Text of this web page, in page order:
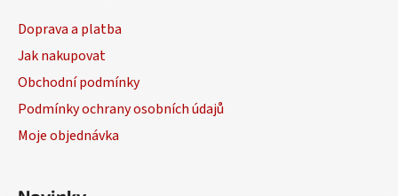
Doprava a platba
Jak nakupovat
Obchodní podmínky
Podmínky ochrany osobních údajů
Moje objednávka